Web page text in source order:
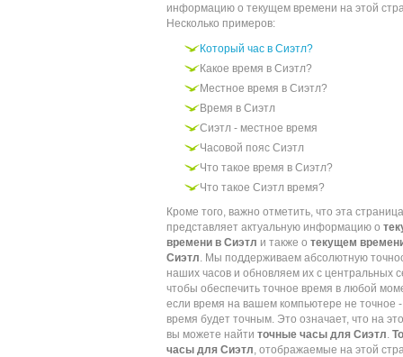
информацию о текущем времени на этой
Несколько примеров:
Который час в Сиэтл?
Какое время в Сиэтл?
Местное время в Сиэтл?
Время в Сиэтл
Сиэтл - местное время
Часовой пояс Сиэтл
Что такое время в Сиэтл?
Что такое Сиэтл время?
Кроме того, важно отметить, что эта страница
представляет актуальную информацию о
времени в Сиэтл и также о текущем
Сиэтл. Мы поддерживаем абсолютную
наших часов и обновляем их с центральных
чтобы обеспечить точное время в любой
если время на вашем компьютере не точное
время будет точным. Это означает, что на
вы можете найти точные часы для Сиэтл.
часы для Сиэтл, отображаемые на этой